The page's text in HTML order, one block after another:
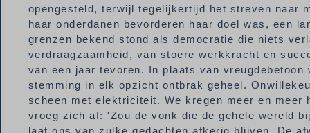
opengesteld, terwijl tegelijkertijd het streven naar
haar onderdanen bevorderen haar doel was, een
grenzen bekend stond als democratie die niets
verdraagzaamheid, van stoere werkkracht en
van een jaar tevoren. In plaats van
stemming in elk opzicht ontbrak geheel.
scheen met elektriciteit. We kregen meer en
vroeg zich af: 'Zou de vonk die de gehele wereld
laat ons van zulke gedachten afkerig blijven. De